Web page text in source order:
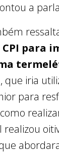
a
para
, que iria
para
realizou